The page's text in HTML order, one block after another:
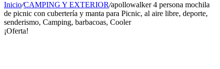
Inicio/CAMPING Y EXTERIOR/apollowalker 4 persona mochila
de picnic con cubertería y manta para Picnic, al aire libre, deporte,
senderismo, Camping, barbacoas, Cooler
¡Oferta!